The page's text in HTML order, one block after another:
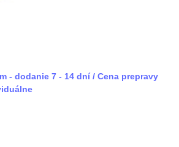
- dodanie 7 - 14 dní / Cena prepravy